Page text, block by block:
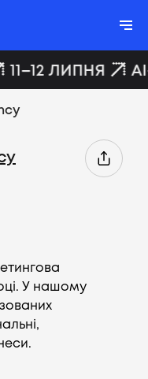
11–12 ЛИПНЯ
У нашому